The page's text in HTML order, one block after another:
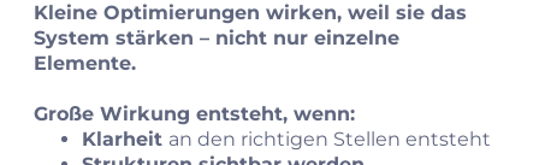
Kleine Optimierungen wirken, weil sie das
System stärken – nicht nur einzelne
Elemente.
Große Wirkung entsteht, wenn:
Klarheit an den richtigen Stellen entsteht